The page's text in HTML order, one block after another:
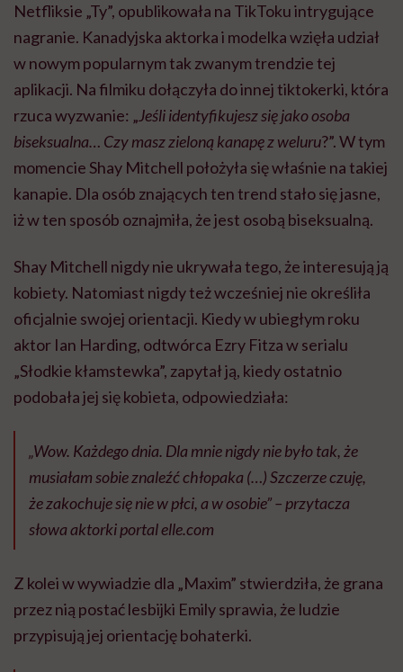
Netfliksie „Ty”, opublikowała na TikToku intrygujące
nagranie. Kanadyjska aktorka i modelka wzięła udział
w nowym popularnym tak zwanym trendzie tej
aplikacji. Na filmiku dołączyła do innej tiktokerki, która
rzuca wyzwanie: „Jeśli identyfikujesz się jako osoba
biseksualna… Czy masz zieloną kanapę z weluru?”. W tym
momencie Shay Mitchell położyła się właśnie na takiej
kanapie. Dla osób znających ten trend stało się jasne,
iż w ten sposób oznajmiła, że jest osobą biseksualną.
Shay Mitchell nigdy nie ukrywała tego, że interesują ją
kobiety. Natomiast nigdy też wcześniej nie określiła
oficjalnie swojej orientacji. Kiedy w ubiegłym roku
aktor Ian Harding, odtwórca Ezry Fitza w serialu
„Słodkie kłamstewka”, zapytał ją, kiedy ostatnio
podobała jej się kobieta, odpowiedziała:
„Wow. Każdego dnia. Dla mnie nigdy nie było tak, że
musiałam sobie znaleźć chłopaka (…) Szczerze czuję,
że zakochuje się nie w płci, a w osobie” – przytacza
słowa aktorki portal elle.com
Z kolei w wywiadzie dla „Maxim” stwierdziła, że grana
przez nią postać lesbijki Emily sprawia, że ludzie
przypisują jej orientację bohaterki.